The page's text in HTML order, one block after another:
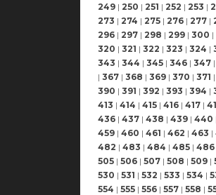
249 | 250 | 251 | 252 | 253 |
273 | 274 | 275 | 276 | 277 |
296 | 297 | 298 | 299 | 300 |
320 | 321 | 322 | 323 | 324 |
343 | 344 | 345 | 346 | 347 |
| 367 | 368 | 369 | 370 | 371 |
390 | 391 | 392 | 393 | 394 |
413 | 414 | 415 | 416 | 417 |
436 | 437 | 438 | 439 | 440
459 | 460 | 461 | 462 | 463 |
482 | 483 | 484 | 485 | 486
505 | 506 | 507 | 508 | 509 |
530 | 531 | 532 | 533 | 534 |
554 | 555 | 556 | 557 | 558 |